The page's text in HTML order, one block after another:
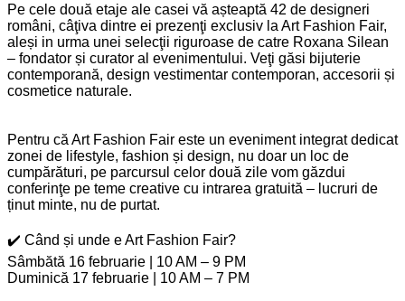
Pe cele două etaje ale casei vă așteaptă 42 de designeri
români, câţiva dintre ei prezenţi exclusiv la Art Fashion Fair,
aleși in urma unei selecţii riguroase de catre Roxana Silean
– fondator și curator al evenimentului. Veţi găsi bijuterie
contemporană, design vestimentar contemporan, accesorii și
cosmetice naturale.
Pentru că Art Fashion Fair este un eveniment integrat dedicat
zonei de lifestyle, fashion și design, nu doar un loc de
cumpărături, pe parcursul celor două zile vom găzdui
conferinţe pe teme creative cu intrarea gratuită – lucruri de
ținut minte, nu de purtat.
✔️ Când și unde e Art Fashion Fair?
Sâmbătă 16 februarie | 10 AM – 9 PM
Duminică 17 februarie | 10 AM – 7 PM